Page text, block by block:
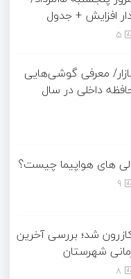
افزایش + جدول
5
بازار/ معرفی گوشی‌هایی
داخلی در سال
های هواپیما چیست؟
9
شد؛ بررسی آخرین
شهرستان
8